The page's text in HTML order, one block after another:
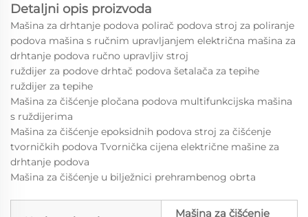
Detaljni opis proizvoda
Mašina za drhtanje podova polirač podova stroj za poliranje
podova mašina s ručnim upravljanjem električna mašina za
drhtanje podova ručno upravljiv stroj
ruždijer za podove drhtač podova šetalača za tepihe
ruždijer za tepihe
Mašina za čišćenje pločana podova multifunkcijska mašina
s ruždijerima
Mašina za čišćenje epoksidnih podova stroj za čišćenje
tvorničkih podova Tvornička cijena električne mašine za
drhtanje podova
Mašina za čišćenje u bilježnici prehrambenog obrta
Mašina za čišćenje